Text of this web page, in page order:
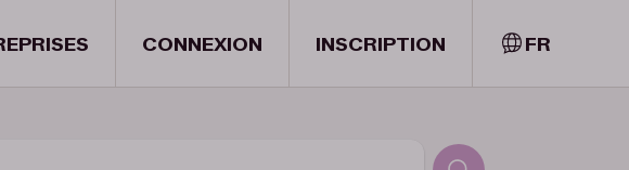
CONNEXION INSCRIPTION FR